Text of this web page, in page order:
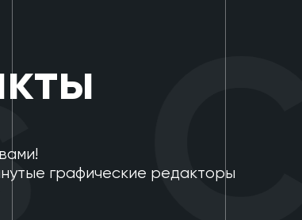
графические редакторы